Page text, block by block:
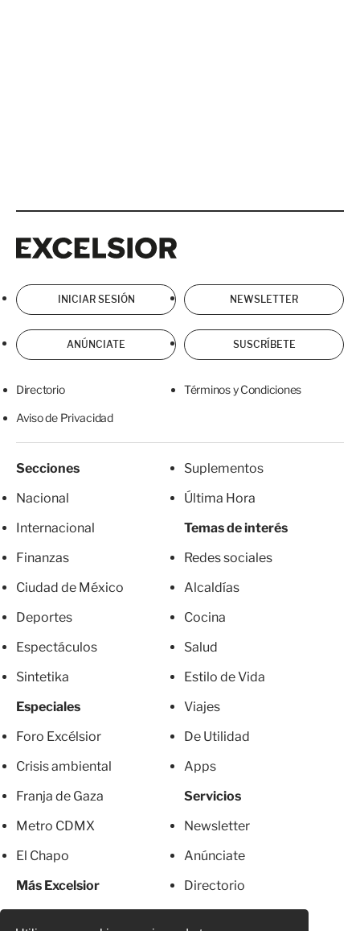
INICIAR SESIÓN NEWSLETTER
ANÚNCIATE SUSCRÍBETE
Directorio Términos y Condiciones
Aviso de Privacidad
Secciones
Nacional
Internacional
Finanzas
Ciudad de México
Deportes
Espectáculos
Sintetika
Especiales
Foro Excélsior
Crisis ambiental
Franja de Gaza
Metro CDMX
El Chapo
Más Excelsior
Suplementos
Última Hora
Temas de interés
Redes sociales
Alcaldías
Cocina
Salud
Estilo de Vida
Viajes
De Utilidad
Apps
Servicios
Newsletter
Anúnciate
Directorio